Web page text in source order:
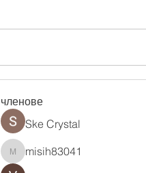
членове
Ske Crystal
misih83041
misih83041